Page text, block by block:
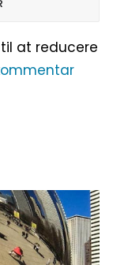
at reducere